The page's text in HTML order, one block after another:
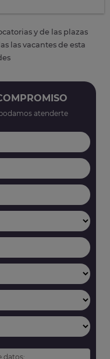
y de las plazas
las vacantes de esta
atenderte
datos: